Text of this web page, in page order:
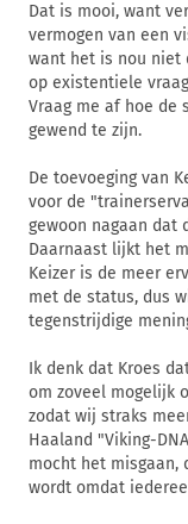
Dat is mooi, want
vermogen van een
want het is nou niet
op existentiele
Vraag me af hoe de
gewend te zijn.
De toevoeging van
voor de
gewoon nagaan
Daarnaast lijkt het
Keizer is de meer
met de status, dus
tegenstrijdige
Ik denk dat Kroes
om zoveel mogelijk
zodat wij straks
Haaland "Viking-
mocht het
wordt omdat